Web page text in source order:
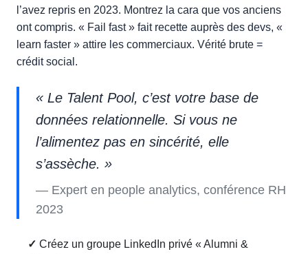
l’avez repris en 2023. Montrez la cara que vos anciens
ont compris. « Fail fast » fait recette auprès des devs, «
learn faster » attire les commerciaux. Vérité brute =
crédit social.
« Le Talent Pool, c’est votre base de
données relationnelle. Si vous ne
l’alimentez pas en sincérité, elle
s’assèche. »
Expert en people analytics, conférence RH
2023
✓ Créez un groupe LinkedIn privé « Alumni &